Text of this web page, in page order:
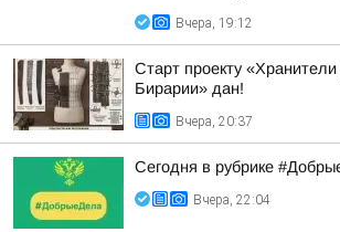
Вчера, 19:12
Старт проекту
Бирарии» дан!
Вчера, 20:37
Сегодня в рубрике
Вчера, 22:04